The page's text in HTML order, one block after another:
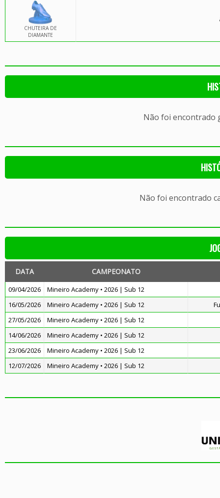
CHUTEIRA DE
DIAMANTE
Não foi encontrado
Não foi encontrado
DATA CAMPEONATO
09/04/2026
Mineiro Academy • 2026 | Sub 12
16/05/2026
Mineiro Academy • 2026 | Sub 12
27/05/2026
Mineiro Academy • 2026 | Sub 12
14/06/2026
Mineiro Academy • 2026 | Sub 12
23/06/2026
Mineiro Academy • 2026 | Sub 12
12/07/2026
Mineiro Academy • 2026 | Sub 12